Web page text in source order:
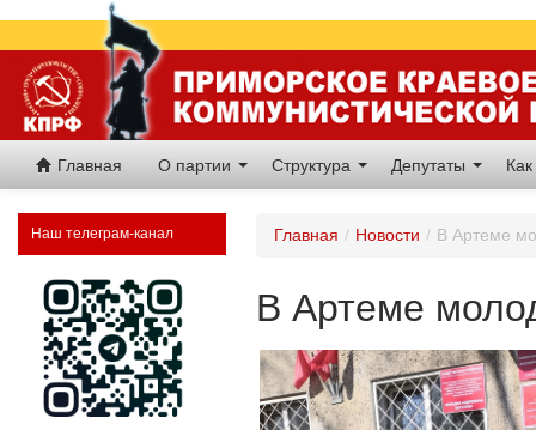
Главная О партии Структура Депутаты
Наш телеграм-канал Главная / Новости / В Артеме
В Артеме